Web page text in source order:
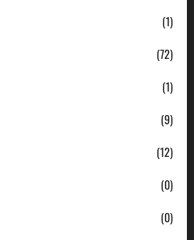
(1)
(72)
(1)
(9)
(12)
(0)
(0)